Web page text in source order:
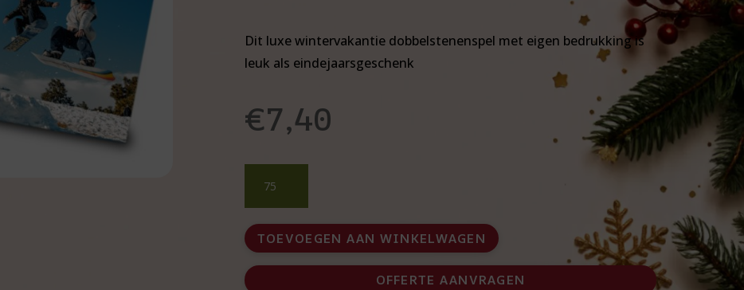
Dit luxe wintervakantie dobbelstenenspel met eigen bedrukking is
leuk als eindejaarsgeschenk
€7,40
dobbelspel
met
bedrukking
aantal
TOEVOEGEN AAN WINKELWAGEN
OFFERTE AANVRAGEN